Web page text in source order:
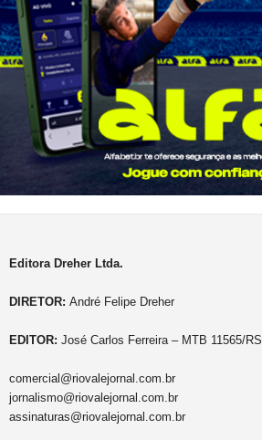
Editora Dreher Ltda.
DIRETOR: André Felipe Dreher
EDITOR: José Carlos Ferreira – MTB 11565/RS
comercial@riovalejornal.com.br
jornalismo@riovalejornal.com.br
assinaturas@riovalejornal.com.br